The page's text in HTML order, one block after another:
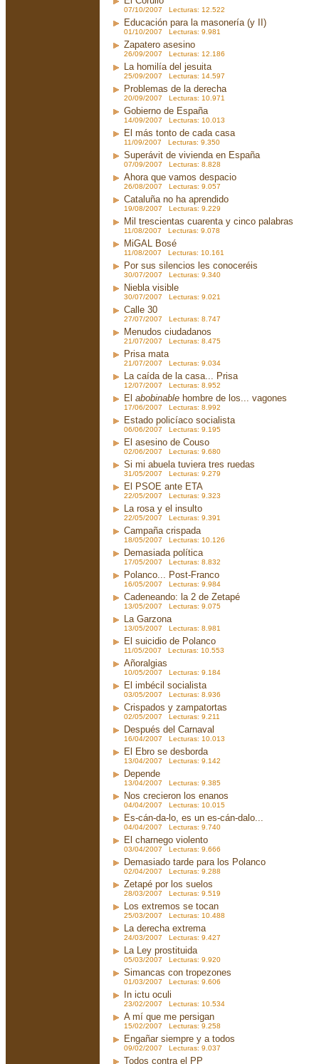
07/10/2007 Lecturas: 12.522
Educación para la masonería (y II)
01/10/2007 Lecturas: 9.981
Zapatero asesino
26/09/2007 Lecturas: 12.186
La homilía del jesuita
25/09/2007 Lecturas: 14.597
Problemas de la derecha
20/09/2007 Lecturas: 10.971
Gobierno de España
14/09/2007 Lecturas: 10.013
El más tonto de cada casa
11/09/2007 Lecturas: 9.350
Superávit de vivienda en España
07/09/2007 Lecturas: 8.828
Ahora que vamos despacio
26/08/2007 Lecturas: 9.057
Cataluña no ha aprendido
19/08/2007 Lecturas: 9.229
Mil trescientas cuarenta y cinco palabras
11/08/2007 Lecturas: 9.078
MiGAL Bosé
11/08/2007 Lecturas: 10.161
Por sus silencios les conoceréis
30/07/2007 Lecturas: 9.340
Niebla visible
30/07/2007 Lecturas: 9.021
Calle 30
27/07/2007 Lecturas: 8.747
Menudos ciudadanos
21/07/2007 Lecturas: 8.475
Prisa mata
21/07/2007 Lecturas: 9.034
La caída de la casa... Prisa
12/07/2007 Lecturas: 8.952
El abobinable hombre de los... vagones
17/06/2007 Lecturas: 8.992
Estado policíaco socialista
06/06/2007 Lecturas: 9.195
El asesino de Couso
02/06/2007 Lecturas: 9.680
Si mi abuela tuviera tres ruedas
31/05/2007 Lecturas: 9.279
El PSOE ante ETA
22/05/2007 Lecturas: 9.323
La rosa y el insulto
22/05/2007 Lecturas: 9.391
Campaña crispada
18/05/2007 Lecturas: 10.126
Demasiada política
17/05/2007 Lecturas: 8.832
Polanco... Post-Franco
16/05/2007 Lecturas: 9.984
Cadeneando: la 2 de Zetapé
13/05/2007 Lecturas: 9.075
La Garzona
13/05/2007 Lecturas: 8.981
El suicidio de Polanco
11/05/2007 Lecturas: 10.553
Añoralgias
10/05/2007 Lecturas: 9.184
El imbécil socialista
03/05/2007 Lecturas: 8.936
Crispados y zampatortas
02/05/2007 Lecturas: 9.211
Después del Carnaval
16/04/2007 Lecturas: 10.013
El Ebro se desborda
13/04/2007 Lecturas: 9.142
Depende
13/04/2007 Lecturas: 9.385
Nos crecieron los enanos
04/04/2007 Lecturas: 10.015
Es-cán-da-lo, es un es-cán-dalo...
04/04/2007 Lecturas: 9.740
El charnego violento
03/04/2007 Lecturas: 9.666
Demasiado tarde para los Polanco
02/04/2007 Lecturas: 9.288
Zetapé por los suelos
28/03/2007 Lecturas: 9.519
Los extremos se tocan
25/03/2007 Lecturas: 10.488
La derecha extrema
24/03/2007 Lecturas: 9.427
La Ley prostituida
05/03/2007 Lecturas: 9.920
Simancas con tropezones
01/03/2007 Lecturas: 9.606
In ictu oculi
23/02/2007 Lecturas: 10.534
A mí que me persigan
15/02/2007 Lecturas: 9.258
Engañar siempre y a todos
09/02/2007 Lecturas: 9.037
Todos contra el PP